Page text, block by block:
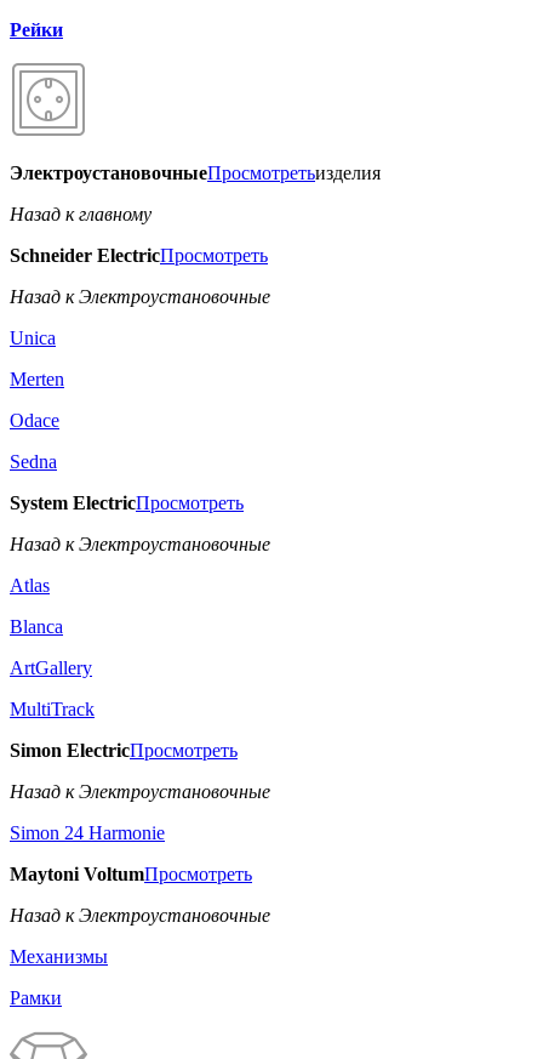
Рейки
ЭлектроустановочныеПросмотретьизделия
Назад к главному
Schneider ElectricПросмотреть
Назад к Электроустановочные
Unica
Merten
Odace
Sedna
System ElectricПросмотреть
Назад к Электроустановочные
Atlas
Blanca
ArtGallery
MultiTrack
Simon ElectricПросмотреть
Назад к Электроустановочные
Simon 24 Harmonie
Maytoni VoltumПросмотреть
Назад к Электроустановочные
Механизмы
Рамки